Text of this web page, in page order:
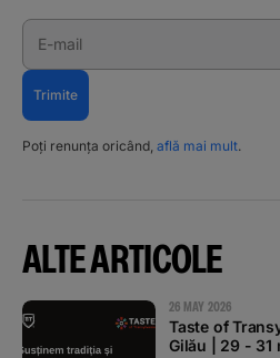
E-mail
Trimite
Poți renunța oricând, află mai mult.
ALTE ARTICOLE
26 MAY 2026
Taste of
Gilău | 29 - 31